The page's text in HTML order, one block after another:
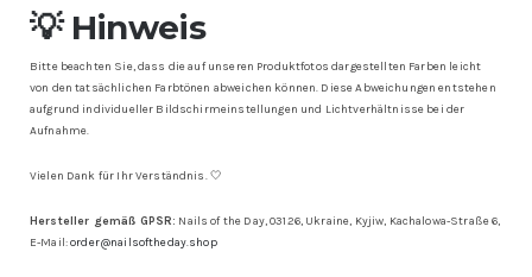
💡 Hinweis
Bitte beachten Sie, dass die auf unseren Produktfotos dargestellten Farben leicht
von den tatsächlichen Farbtönen abweichen können. Diese Abweichungen entstehen
aufgrund individueller Bildschirmeinstellungen und Lichtverhältnisse bei der
Aufnahme.
Vielen Dank für Ihr Verständnis. 🤍
Hersteller gemäß GPSR: Nails of the Day, 03126, Ukraine, Kyjiw, Kachalowa-Straße 6,
E-Mail:order@nailsoftheday.shop